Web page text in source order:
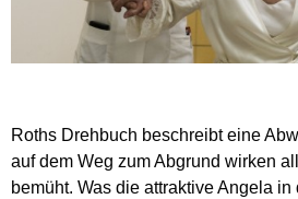
Roths Drehbuch beschreibt eine
auf dem Weg zum Abgrund wirken
bemüht. Was die attraktive Angela